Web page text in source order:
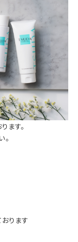
ます。
ります